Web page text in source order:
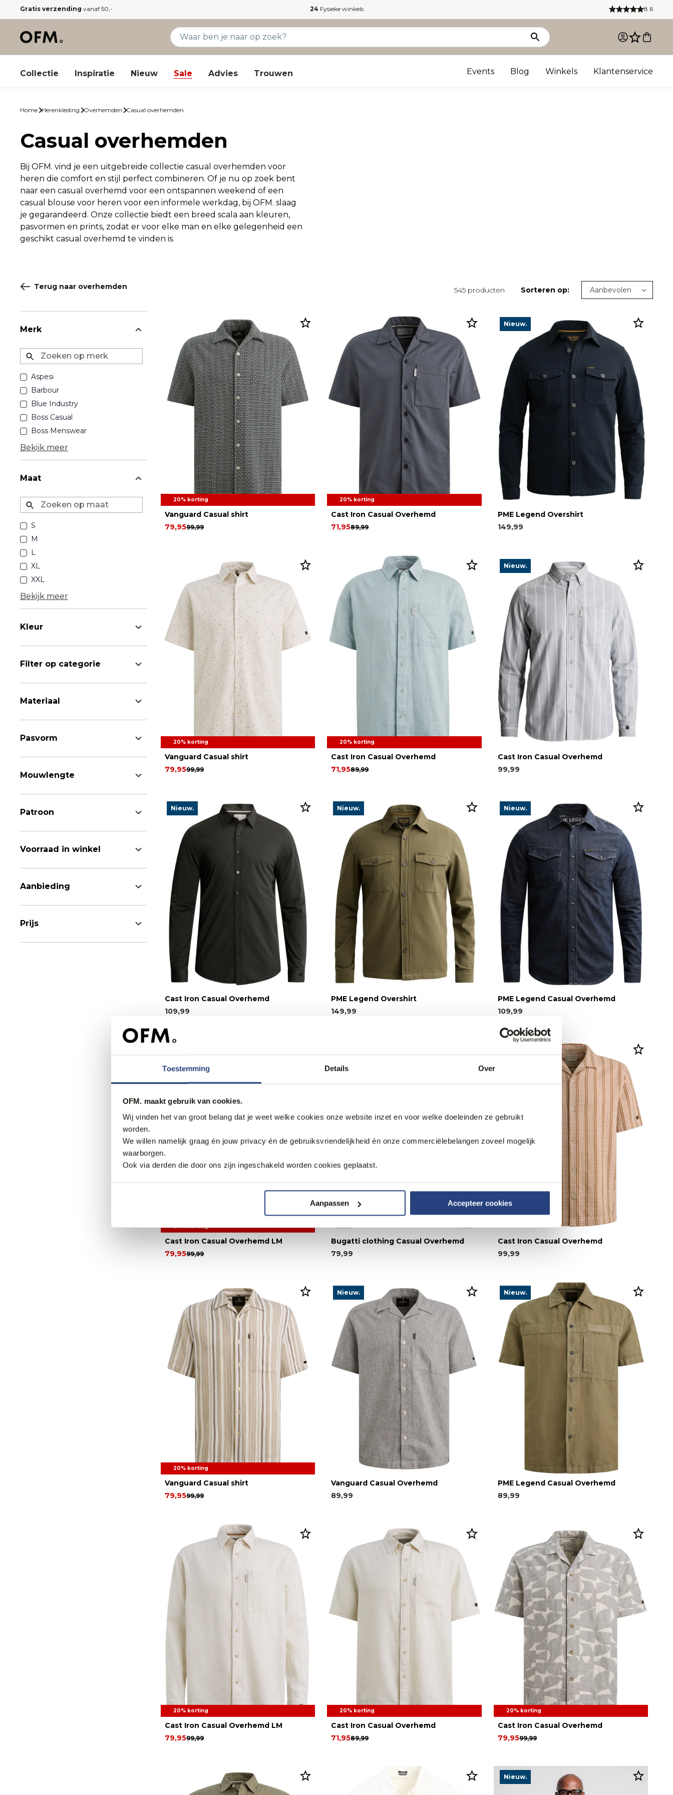
Toestemming Details Over
OFM. maakt gebruik van cookies.
Wij vinden het van groot belang dat je weet welke cookies onze website inzet en voor welke doeleinden ze gebruikt
worden.
We willen namelijk graag én jouw privacy én de gebruiksvriendelijkheid én onze commerciëlebelangen zoveel mogelijk
waarborgen.
Ook via derden die door ons zijn ingeschakeld worden cookies geplaatst.
Aanpassen Accepteer cookies
Gratis verzending vanaf 50,- 24 Fysieke winkels 8.6
Collectie Inspiratie Nieuw Sale Advies Trouwen Events Blog Winkels Klantenservice
Home Herenkleding Overhemden Casual overhemden
Casual overhemden
Bij OFM. vind je een uitgebreide collectie casual overhemden voor
heren die comfort en stijl perfect combineren. Of je nu op zoek bent
naar een casual overhemd voor een ontspannen weekend of een
casual blouse voor heren voor een informele werkdag, bij OFM. slaag
je gegarandeerd. Onze collectie biedt een breed scala aan kleuren,
pasvormen en prints, zodat er voor elke man en elke gelegenheid een
geschikt casual overhemd te vinden is.
Terug naar overhemden Sorteren op:
545 producten
Merk
Zoeken op merk
Aspesi
Barbour
Blue Industry
Boss Casual
Boss Menswear
Bekijk meer
Maat
Zoeken op maat
S
M
L
XL
XXL
Bekijk meer
Kleur
Filter op categorie
Materiaal
Pasvorm
Mouwlengte
Patroon
Voorraad in winkel
Aanbieding
Prijs
20% korting
Vanguard Casual shirt
99,99
79,95
20% korting
Cast Iron Casual Overhemd
89,99
71,95
Nieuw.
PME Legend Overshirt
149,99
20% korting
Vanguard Casual shirt
99,99
79,95
20% korting
Cast Iron Casual Overhemd
89,99
71,95
Nieuw.
Cast Iron Casual Overhemd
99,99
Nieuw.
Cast Iron Casual Overhemd
109,99
Nieuw.
PME Legend Overshirt
149,99
Nieuw.
PME Legend Casual Overhemd
109,99
20% korting
Cast Iron Casual Overhemd LM
99,99
79,95
Bugatti clothing Casual Overhemd
79,99
Cast Iron Casual Overhemd
99,99
20% korting
Vanguard Casual shirt
99,99
79,95
Nieuw.
Vanguard Casual Overhemd
89,99
Nieuw.
PME Legend Casual Overhemd
89,99
20% korting
Cast Iron Casual Overhemd LM
99,99
79,95
20% korting
Cast Iron Casual Overhemd
89,99
71,95
20% korting
Cast Iron Casual Overhemd
99,99
79,95
Nieuw.